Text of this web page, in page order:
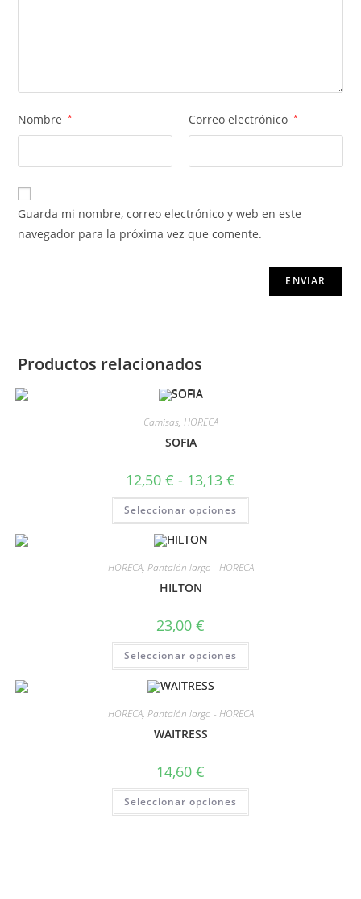
Nombre * Correo electrónico *
Guarda mi nombre, correo electrónico y web en este
navegador para la próxima vez que comente.
Productos relacionados
Camisas, HORECA
SOFIA
12,50 € - 13,13 €
Seleccionar opciones
HORECA, Pantalón largo - HORECA
HILTON
23,00 €
Seleccionar opciones
HORECA, Pantalón largo - HORECA
WAITRESS
14,60 €
Seleccionar opciones